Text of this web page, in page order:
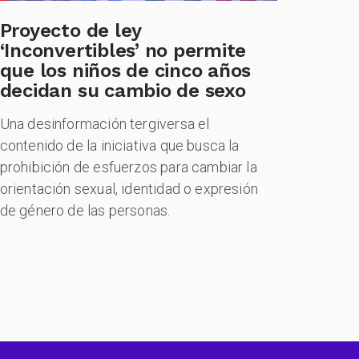
Proyecto de ley
‘Inconvertibles’ no permite
que los niños de cinco años
decidan su cambio de sexo
Una desinformación tergiversa el
contenido de la iniciativa que busca la
prohibición de esfuerzos para cambiar la
orientación sexual, identidad o expresión
de género de las personas.